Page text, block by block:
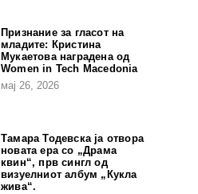
Признание за гласот на
младите: Кристина
Мукаетова наградена од
Women in Tech Macedonia
мај 26, 2026
Тамара Тодевска ја отвора
новата ера со „Драма
квин“, прв сингл од
визуелниот албум „Кукла
жива“.